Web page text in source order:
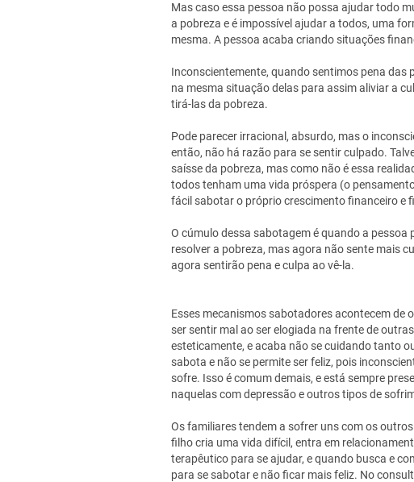
Mas caso essa pessoa não possa ajudar todo
a pobreza e é impossível ajudar a todos, uma
mesma. A pessoa acaba criando situações
Inconscientemente, quando sentimos pena das
na mesma situação delas para assim aliviar a
tirá-las da pobreza.
Pode parecer irracional, absurdo, mas o
então, não há razão para se sentir culpado.
saísse da pobreza, mas como não é essa
todos tenham uma vida próspera (o
fácil sabotar o próprio crescimento financeiro e
O cúmulo dessa sabotagem é quando a pessoa
resolver a pobreza, mas agora não sente mais
agora sentirão pena e culpa ao vê-la.
Esses mecanismos sabotadores acontecem
ser sentir mal ao ser elogiada na frente de
esteticamente, e acaba não se cuidando tanto
sabota e não se permite ser feliz, pois
sofre. Isso é comum demais, e está sempre
naquelas com depressão e outros tipos de
Os familiares tendem a sofrer uns com os
filho cria uma vida difícil, entra em
terapêutico para se ajudar, e quando busca e
para se sabotar e não ficar mais feliz. No